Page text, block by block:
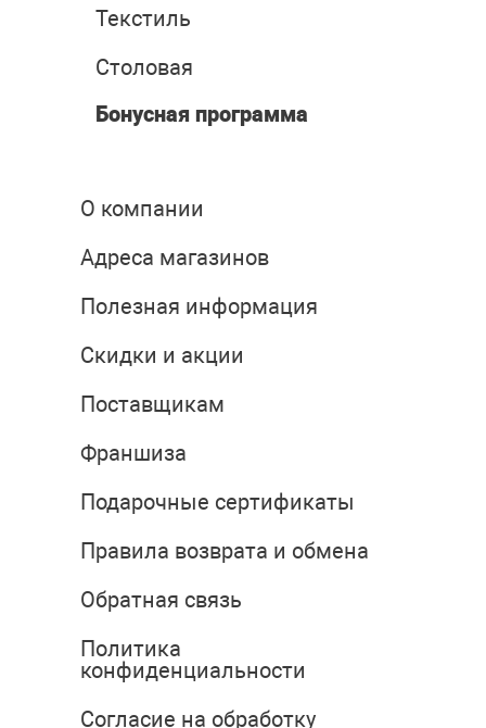
Текстиль
Столовая
Бонусная программа
О компании
Адреса магазинов
Полезная информация
Скидки и акции
Поставщикам
Франшиза
Подарочные сертификаты
Правила возврата и обмена
Обратная связь
Политика
конфиденциальности
Согласие на обработку